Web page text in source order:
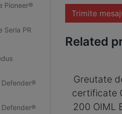
Pioneer®
Seria PR
Defender®
Defender®
Trimite
Related
Greutate
certificate
200 OIML